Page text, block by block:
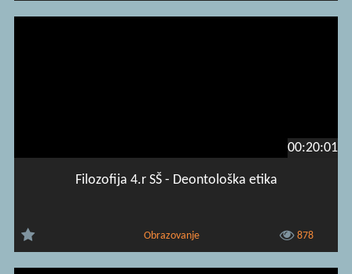
00:20:01
Filozofija 4.r SŠ - Deontološka etika
Obrazovanje 878